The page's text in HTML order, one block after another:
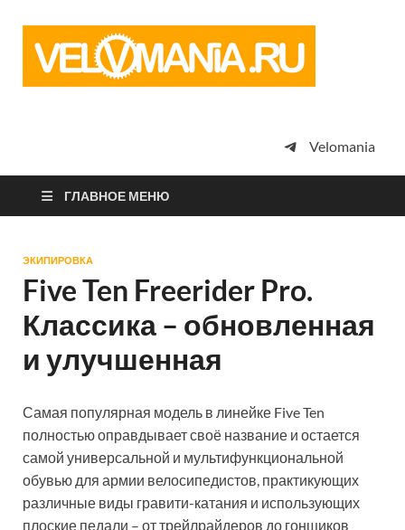
просто
Velomania
ГЛАВНОЕ МЕНЮ
ЭКИПИРОВКА
Five Ten Freerider Pro.
Классика – обновленная
и улучшенная
Самая популярная модель в линейке Five Ten
полностью оправдывает своё название и остается
самой универсальной и мультифункциональной
обувью для армии велосипедистов, практикующих
различные виды гравити-катания и использующих
плоские педали – от трейлрайдеров до гонщиков